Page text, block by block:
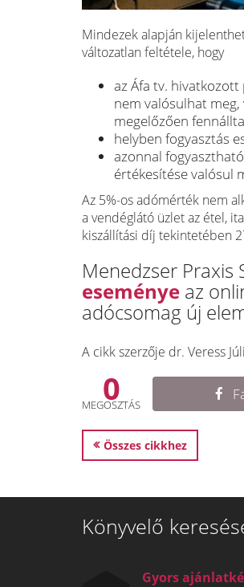
Mindezek alapján
változatlan feltétele, hogy
az Áfa tv.
nem valósulhat
megelőzően
helyben fogyasztás
azonnal
értékesítése valósul
Az 5%-os adómérték nem
a vendéglátó üzlet az étel,
kiszállítási díj tekintetében
Menedzser Praxis
eseménye az
adócsomag új
A cikk szerzője dr. Veress
0
MEGOSZTÁS
Összes cikkhez
Könyvelő
Gyors